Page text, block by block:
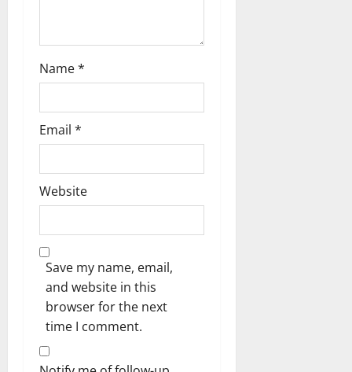
Name*
Email *
Website
Save my name, email,
and website in this
browser for the next
time I comment.